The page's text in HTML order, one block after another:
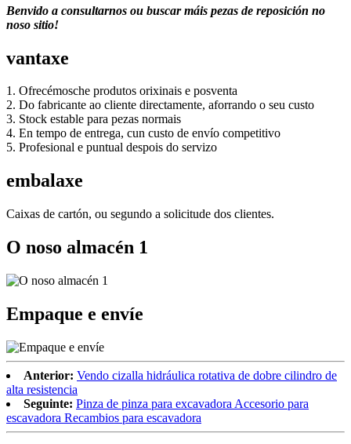
Benvido a consultarnos ou buscar máis pezas de reposición no
noso sitio!
vantaxe
1. Ofrecémosche produtos orixinais e posventa
2. Do fabricante ao cliente directamente, aforrando o seu custo
3. Stock estable para pezas normais
4. En tempo de entrega, cun custo de envío competitivo
5. Profesional e puntual despois do servizo
embalaxe
Caixas de cartón, ou segundo a solicitude dos clientes.
O noso almacén 1
Empaque e envíe
Anterior: Vendo cizalla hidráulica rotativa de dobre cilindro de
alta resistencia
Seguinte: Pinza de pinza para excavadora Accesorio para
escavadora Recambios para escavadora